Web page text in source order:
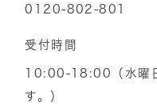
0120-802-801
受付時間
10:00-18:00（水曜
す。）